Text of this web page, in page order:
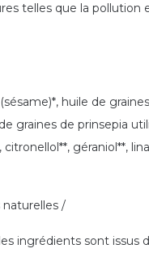
telles que la pollution
huile de
graines de prinsepia
géraniol**,
naturelles /
ingrédients sont issus